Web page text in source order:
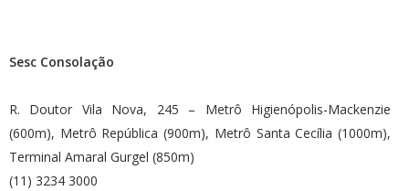
Sesc Consolação
R. Doutor Vila Nova, 245 – Metrô Higienópolis-Mackenzie
(600m), Metrô República (900m), Metrô Santa Cecília (1000m),
Terminal Amaral Gurgel (850m)
(11) 3234 3000